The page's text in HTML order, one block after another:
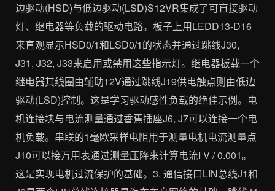
边驱动(HSD)与低边驱动(LSD)S12VR集成了可直接驱动
灯、继电器等负载的驱动电路。板子上用LEDD13-D16
来直观显示HSD0/1和LSD0/1的状态并通过跳线J30,
J31, J32, J33来启用或禁用这些指示灯。继电器板载一个
继电器其线圈由辅助12V通过跳线J19供电触点则由低边
驱动(LSD)控制。这是学习驱动感性负载的绝佳示例。电
机连接块与电流测量通过香蕉插座J6, J7可以连接一个电
机负载。串联的1毫欧采样电阻用于测量电机电流测量点
J10可以接万用表通过测量压降来计算电流I V / 0.001。
这是实现电机过流保护的基础。3. 通信接口LIN总线J1和